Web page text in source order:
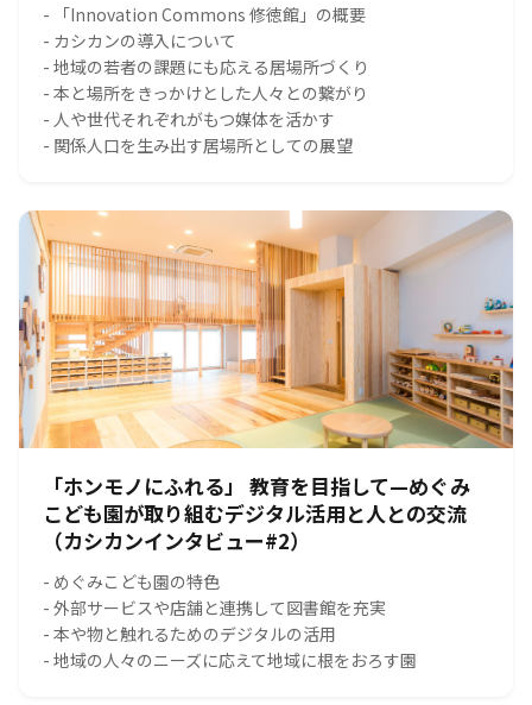
- 「Innovation Commons 修徳館」の概要
- カシカンの導入について
- 地域の若者の課題にも応える居場所づくり
- 本と場所をきっかけとした人々との繋がり
- 人や世代それぞれがもつ媒体を活かす
- 関係人口を生み出す居場所としての展望
「ホンモノにふれる」 教育を目指して—めぐみ
こども園が取り組むデジタル活用と人との交流
（カシカンインタビュー#2）
- めぐみこども園の特色
- 外部サービスや店舗と連携して図書館を充実
- 本や物と触れるためのデジタルの活用
- 地域の人々のニーズに応えて地域に根をおろす園